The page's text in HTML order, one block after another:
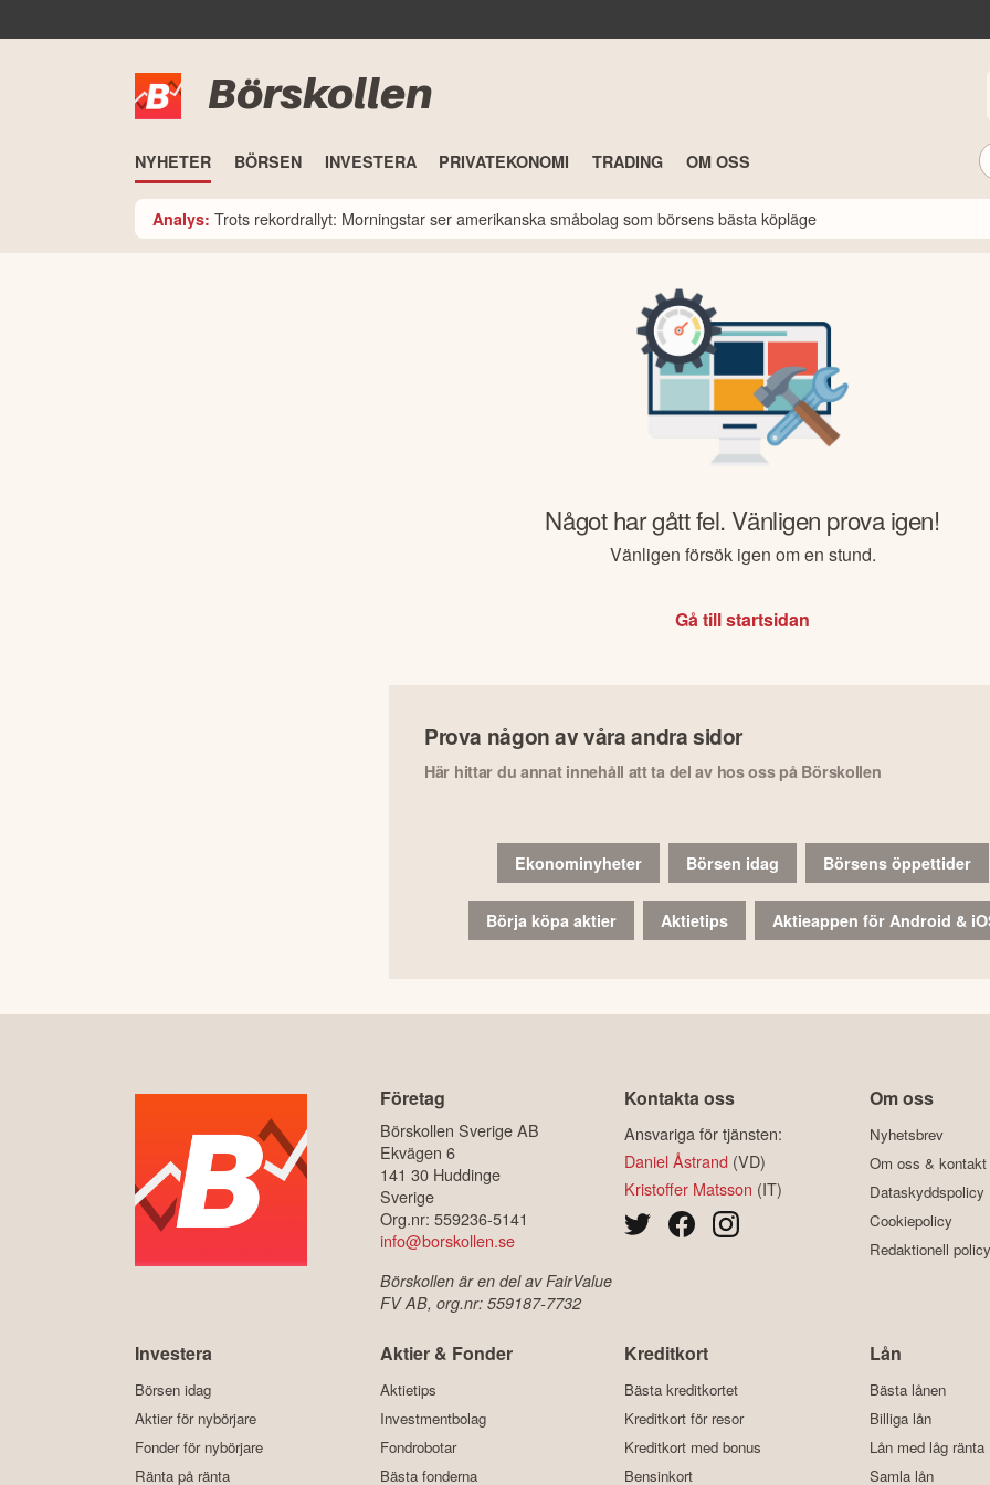
Börskollen
NYHETER BÖRSEN INVESTERA PRIVATEKONOMI TRADING OM OSS
Analys: Trots rekordrallyt: Morningstar ser amerikanska småbolag som börsens bästa köpläge
Något har gått fel. Vänligen prova igen!
Vänligen försök igen om en stund.
Gå till startsidan
Prova någon av våra andra sidor
Här hittar du annat innehåll att ta del av hos oss på Börskollen
Ekonominyheter Börsen idag Börsens öppettider
Börja köpa aktier Aktietips Aktieappen för Android &
Företag
Börskollen Sverige AB
Ekvägen 6
141 30 Huddinge
Sverige
Org.nr: 559236-5141
info@borskollen.se
Börskollen är en del av FairValue
FV AB, org.nr: 559187-7732
Kontakta oss
Ansvariga för tjänsten:
Daniel Åstrand (VD)
Kristoffer Matsson (IT)
Om oss
Nyhetsbrev
Om oss & kontakt
Dataskyddspolicy
Cookiepolicy
Redaktionell policy
Investera
Börsen idag
Aktier för nybörjare
Fonder för nybörjare
Ränta på ränta
Aktier & Fonder
Aktietips
Investmentbolag
Fondrobotar
Bästa fonderna
Kreditkort
Bästa kreditkortet
Kreditkort för resor
Kreditkort med bonus
Bensinkort
Lån
Bästa lånen
Billiga lån
Lån med låg ränta
Samla lån